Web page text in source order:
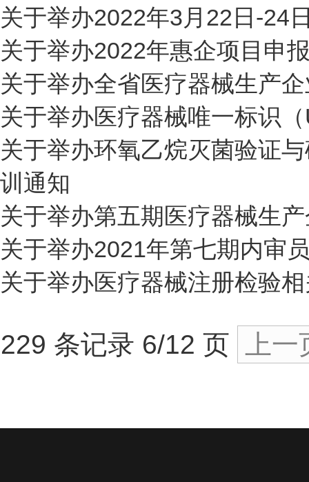
关于举办2022年3月22日-24
关于举办2022年惠企项目申
关于举办全省医疗器械生产
关于举办医疗器械唯一标识
关于举办环氧乙烷灭菌验证
训通知
关于举办第五期医疗器械生
关于举办2021年第七期内审
关于举办医疗器械注册检验
229 条记录 6/12 页 上